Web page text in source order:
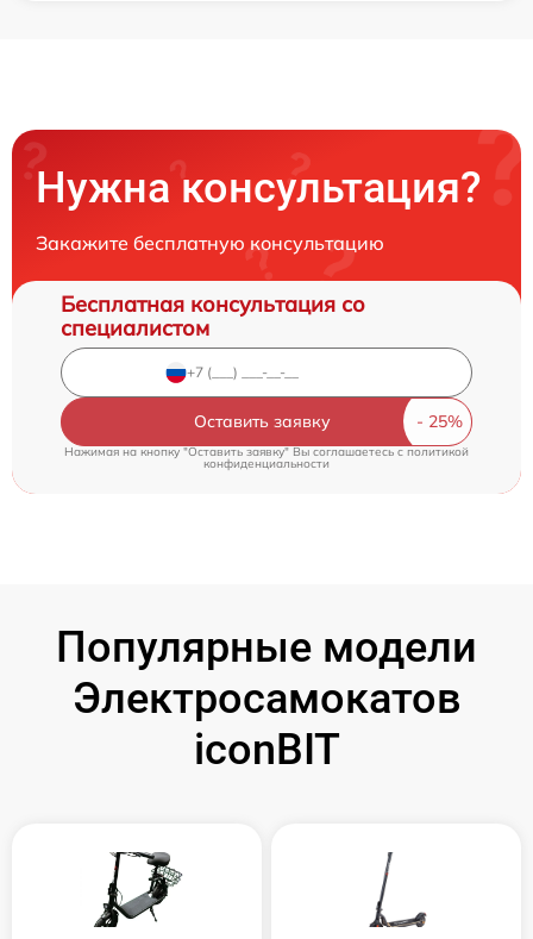
Нужна консультация?
Закажите бесплатную консультацию
Бесплатная консультация со
специалистом
Оставить заявку
Нажимая на кнопку "Оставить заявку" Вы соглашаетесь cполитикой
конфиденциальности
Популярные модели
Электросамокатов
iconBIT